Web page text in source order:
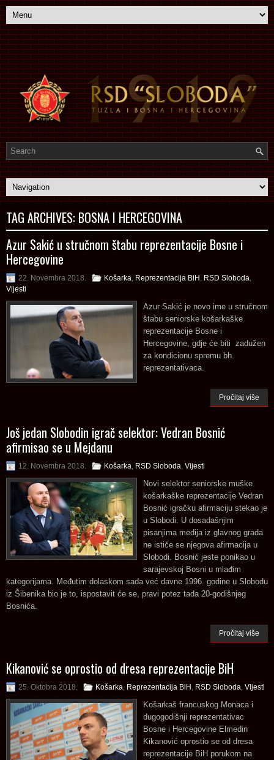
TAG ARCHIVES: BOSNA I HERCEGOVINA
Azur Sakić u stručnom štabu reprezentacije Bosne i
Hercegovine
22. Novembra 2018. Košarka Reprezentacija BiH RSD Sloboda
Vijesti
Azur Sakić je novo ime u stručnom
štabu seniorske košarkaške
reprezentacije Bosne i
Hercegovine, gdje će biti zadužen
za kondicionu spremu bh.
reprezentativaca.
Pročitaj više
Još jedan Slobodin igrač selektor: Vedran Bosnić
afirmisao se u Mejdanu
12. Novembra 2018. Košarka RSD Sloboda Vijesti
Novi selektor seniorske muške
košarkaške reprezentacije Vedran
Bosnić igračku afirmaciju stekao je
u Slobodi. U dosadašnjim
pisanjima medija iz glavnog grada
ne ističe se njegova afirmacija u
Slobodi. Bosnić jeste ponikao u
sarajevskoj Bosni u mlađim
kategorijama. Međutim dolaskom sada već davne 1996. godine u Slobodu
iz Šibenika bio je to, ispostavit će se, pravi potez tada 20-godišnjeg
Bosnića.
Pročitaj više
Kikanović se oprostio od dresa reprezentacije BiH
25. Oktobra 2018. Košarka Reprezentacija BiH RSD Sloboda Vijesti
Košarkaš francuskog Monaca i
dugogodišnji reprezentativac
Bosne i Hercegovine Elmedin
Kikanović oprostio se od dresa
reprezentacije BiH porukom na